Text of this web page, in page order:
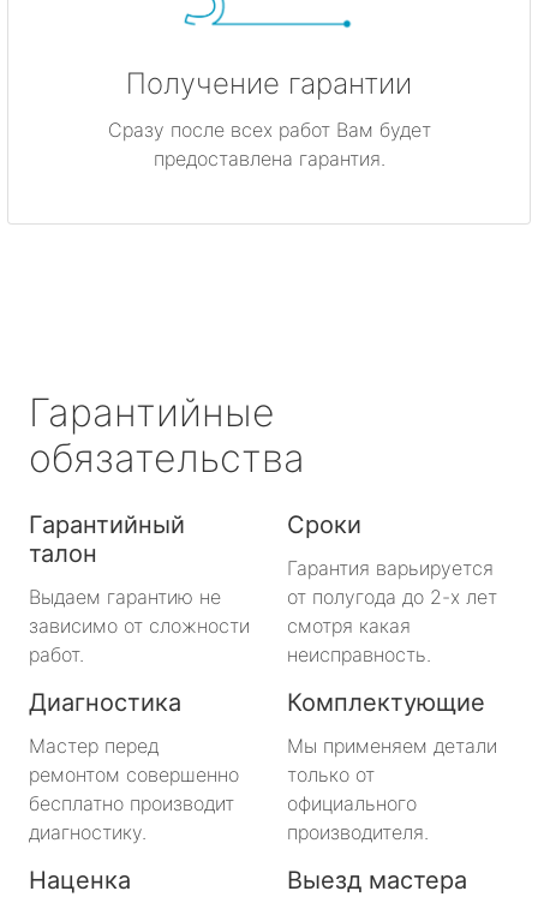
Получение гарантии
Сразу после всех работ Вам будет
предоставлена гарантия.
Гарантийные
обязательства
Гарантийный
талон
Выдаем гарантию не
зависимо от сложности
работ.
Сроки
Гарантия варьируется
от полугода до 2-х лет
смотря какая
неисправность.
Диагностика
Мастер перед
ремонтом совершенно
бесплатно производит
диагностику.
Комплектующие
Мы применяем детали
только от
официального
производителя.
Наценка Выезд мастера